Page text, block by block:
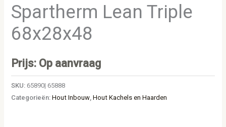
Spartherm Lean Triple
68x28x48
Prijs: Op aanvraag
SKU: 65890| 65888
Categorieën:Hout Inbouw ,Hout Kachels en Haarden